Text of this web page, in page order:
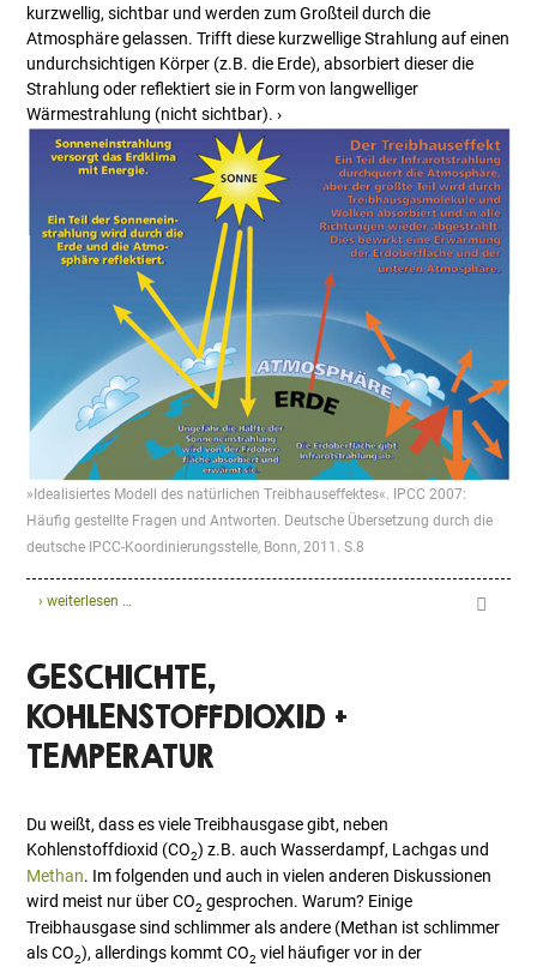
kurzwellig, sichtbar und werden zum Großteil durch die
Atmosphäre gelassen. Trifft diese kurzwellige Strahlung auf einen
undurchsichtigen Körper (z.B. die Erde), absorbiert dieser die
Strahlung oder reflektiert sie in Form von langwelliger
Wärmestrahlung (nicht sichtbar). ›
»Idealisiertes Modell des natürlichen Treibhauseffektes«. IPCC 2007:
Häufig gestellte Fragen und Antworten. Deutsche Übersetzung durch die
deutsche IPCC-Koordinierungsstelle, Bonn, 2011. S.8
› weiterlesen …
GESCHICHTE,
KOHLENSTOFFDIOXID +
TEMPERATUR
Du weißt, dass es viele Treibhausgase gibt, neben
Kohlenstoffdioxid (CO2) z.B. auch Wasserdampf, Lachgas und
Methan. Im folgenden und auch in vielen anderen Diskussionen
wird meist nur über CO2 gesprochen. Warum? Einige
Treibhausgase sind schlimmer als andere (Methan ist schlimmer
als CO2), allerdings kommt CO2 viel häufiger vor in der